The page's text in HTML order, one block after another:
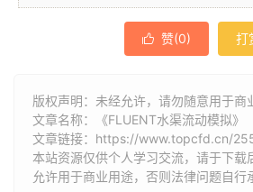
 赞(0) 打
版权声明：未经允许，请勿随意用于商
文章名称：《FLUENT水渠流动模拟》
文章链接： https://www.topcfd.cn/
本站资源仅供个人学习交流，请于下载
允许用于商业用途，否则法律问题自行